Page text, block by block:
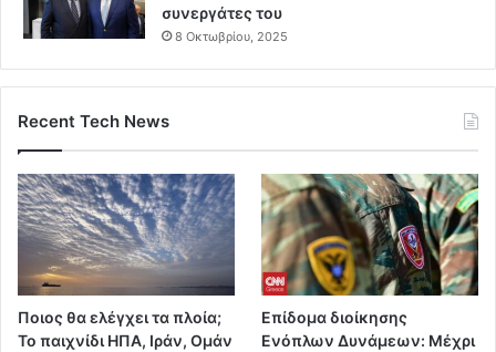
συνεργάτες του
8 Οκτωβρίου, 2025
Recent Tech News
Ποιος θα ελέγχει τα πλοία;
Το παιχνίδι ΗΠΑ, Ιράν, Ομάν
Επίδομα διοίκησης
Ενόπλων Δυνάμεων: Μέχρι